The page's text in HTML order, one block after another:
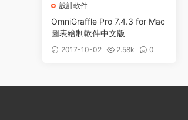
設計軟件
OmniGraffle Pro 7.4.3 for Mac
圖表繪制軟件中文版
2017-10-02 2.58k 0